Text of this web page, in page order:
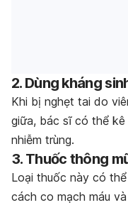
2. Dùng kháng
Khi bị nghẹt tai do
giữa, bác sĩ có thể
nhiễm trùng.
3. Thuốc thông
Loại thuốc này có
cách co mạch máu